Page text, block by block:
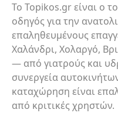
Το Topikos.gr είναι ο
οδηγός για την
επαληθευμένους
Χαλάνδρι, Χολαργό,
— από γιατρούς και
συνεργεία
καταχώρηση είναι
από κριτικές χρηστών.